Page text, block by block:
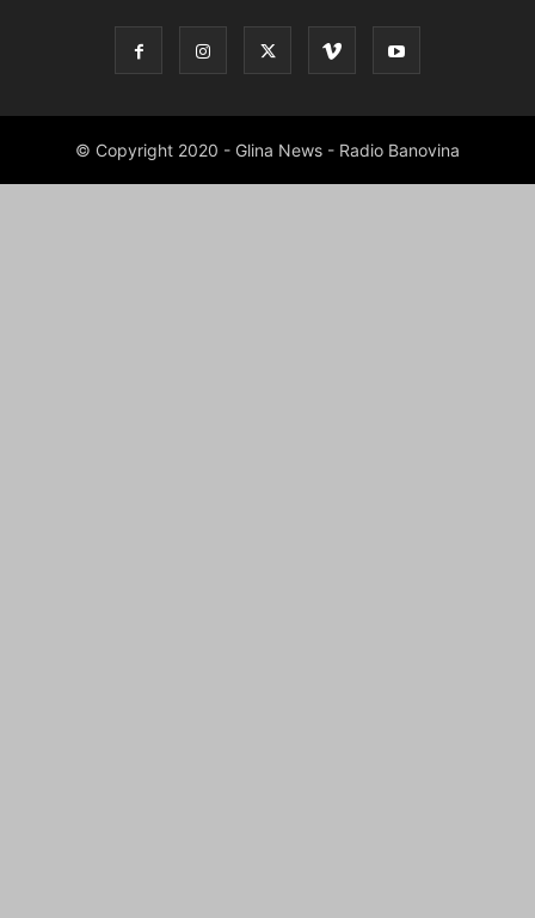
© Copyright 2020 - Glina News - Radio Banovina